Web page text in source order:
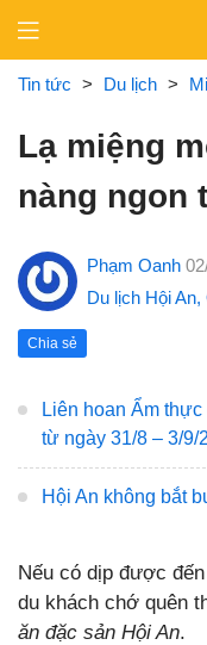
content
Tin tức > Du lịch >
Lạ miệng
nàng ngon
Phạm Oanh
Du lịch Hội An,
Chia sẻ
Liên hoan Ẩm
từ ngày 31/8 – 3/9/
Hội An không bắt
Nếu có dịp được
du khách chớ quên
ăn đặc sản Hội An.